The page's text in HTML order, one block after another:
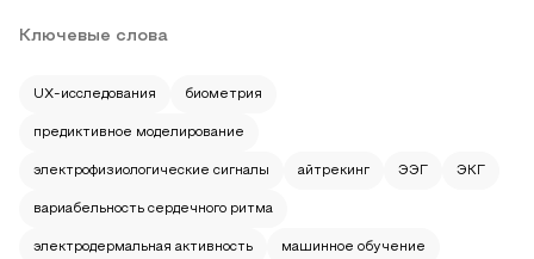
Ключевые слова
UX-исследования биометрия
предиктивное моделирование
электрофизиологические сигналы айтрекинг ЭЭГ ЭКГ
вариабельность сердечного ритма
электродермальная активность машинное обучение